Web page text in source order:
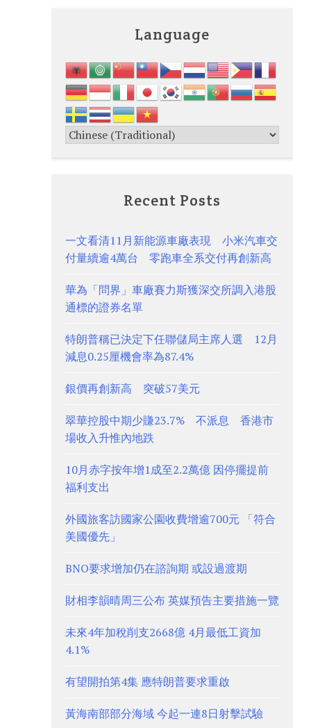
Language
Recent Posts
一文看清11月新能源車廠表現 小米汽車交
付量續逾4萬台 零跑車全系交付再創新高
華為「問界」車廠賽力斯獲深交所調入港股
通標的證券名單
特朗普稱已決定下任聯儲局主席人選 12月
減息0.25厘機會率為87.4%
銀價再創新高 突破57美元
翠華控股中期少賺23.7% 不派息 香港市
場收入升惟內地跌
10月赤字按年增1成至2.2萬億 因停擺提前
福利支出
外國旅客訪國家公園收費增逾700元 「符合
美國優先」
BNO要求增加仍在諮詢期 或設過渡期
財相李韻晴周三公布 英媒預告主要措施一覽
未來4年加稅削支2668億 4月最低工資加
4.1%
有望開拍第4集 應特朗普要求重啟
黃海南部部分海域 今起一連8日射擊試驗